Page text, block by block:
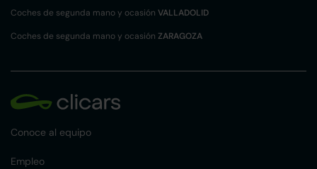
Coches de segunda mano y ocasión VALLADOLID
Coches de segunda mano y ocasión ZARAGOZA
Conoce al equipo
Empleo